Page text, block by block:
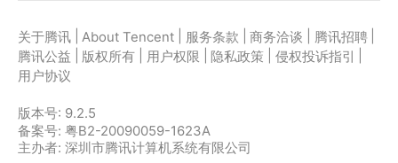
关于腾讯 About Tencent 服务条款 商务洽谈 腾讯招聘
腾讯公益
版权所有 用户权限 隐私政策 侵权投诉指引
用户协议
版本号: 9.2.5
备案号: 粤B2-20090059-1623A
主办者: 深圳市腾讯计算机系统有限公司